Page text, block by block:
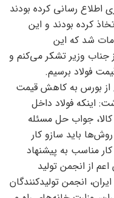
اطلاع رسانی کرده بودند
کرده بودند و این
شد که این
جناب وزیر تشکر می‌کنم و
فولاد برسیم.
از بورس به کاهش قیمت
اینکه فولاد داخل
جواب حل مسئله
باید سازو کار
مناسب به پیشنهاد
از انجمن تولید
انجمن تولیدکنندگان